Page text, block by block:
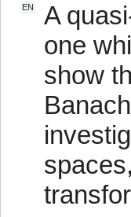
EN
A
one
show